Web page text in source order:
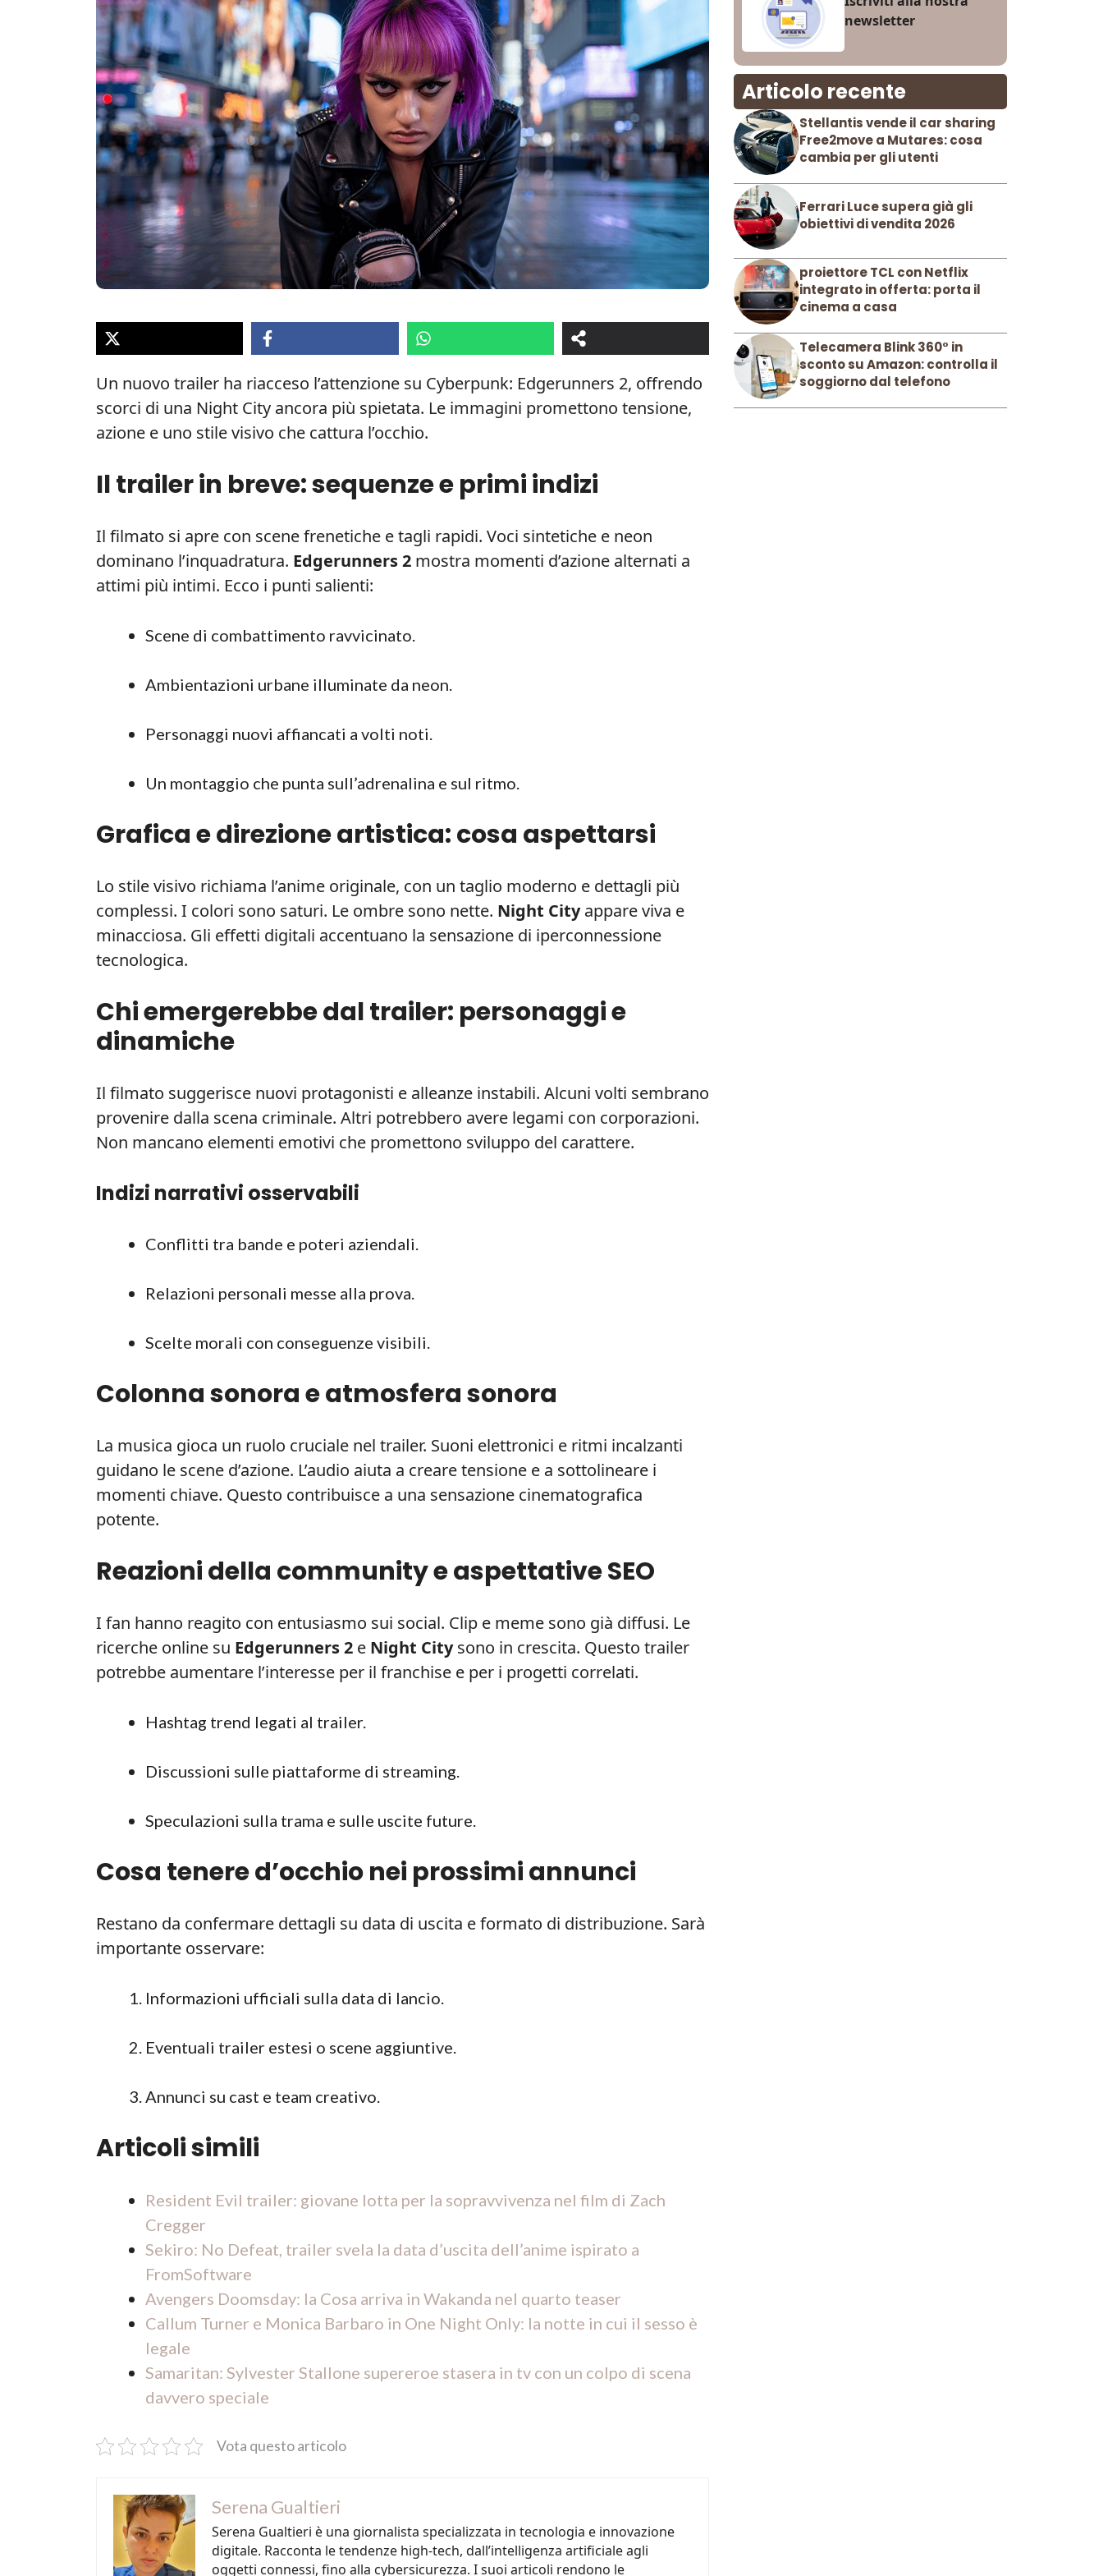
Un nuovo trailer ha riacceso l’attenzione su Cyberpunk: Edgerunners 2, offrendo
scorci di una Night City ancora più spietata. Le immagini promettono tensione,
azione e uno stile visivo che cattura l’occhio.
Il trailer in breve: sequenze e primi indizi
Il filmato si apre con scene frenetiche e tagli rapidi. Voci sintetiche e neon
dominano l’inquadratura. Edgerunners 2 mostra momenti d’azione alternati a
attimi più intimi. Ecco i punti salienti:
Scene di combattimento ravvicinato.
Ambientazioni urbane illuminate da neon.
Personaggi nuovi affiancati a volti noti.
Un montaggio che punta sull’adrenalina e sul ritmo.
Grafica e direzione artistica: cosa aspettarsi
Lo stile visivo richiama l’anime originale, con un taglio moderno e dettagli più
complessi. I colori sono saturi. Le ombre sono nette. Night Cityappare viva e
minacciosa. Gli effetti digitali accentuano la sensazione di iperconnessione
tecnologica.
Chi emergerebbe dal trailer: personaggi e
dinamiche
Il filmato suggerisce nuovi protagonisti e alleanze instabili. Alcuni volti sembrano
provenire dalla scena criminale. Altri potrebbero avere legami con corporazioni.
Non mancano elementi emotivi che promettono sviluppo del carattere.
Indizi narrativi osservabili
Conflitti tra bande e poteri aziendali.
Relazioni personali messe alla prova.
Scelte morali con conseguenze visibili.
Colonna sonora e atmosfera sonora
La musica gioca un ruolo cruciale nel trailer. Suoni elettronici e ritmi incalzanti
guidano le scene d’azione. L’audio aiuta a creare tensione e a sottolineare i
momenti chiave. Questo contribuisce a una sensazione cinematografica
potente.
Reazioni della community e aspettative SEO
I fan hanno reagito con entusiasmo sui social. Clip e meme sono già diffusi. Le
ricerche online su Edgerunners 2 e Night Citysono in crescita. Questo trailer
potrebbe aumentare l’interesse per il franchise e per i progetti correlati.
Hashtag trend legati al trailer.
Discussioni sulle piattaforme di streaming.
Speculazioni sulla trama e sulle uscite future.
Cosa tenere d’occhio nei prossimi annunci
Restano da confermare dettagli su data di uscita e formato di distribuzione. Sarà
importante osservare:
Informazioni ufficiali sulla data di lancio.
Eventuali trailer estesi o scene aggiuntive.
Annunci su cast e team creativo.
Articoli simili
Resident Evil trailer: giovane lotta per la sopravvivenza nel film di Zach
Cregger
Sekiro: No Defeat, trailer svela la data d’uscita dell’anime ispirato a
FromSoftware
Avengers Doomsday: la Cosa arriva in Wakanda nel quarto teaser
Callum Turner e Monica Barbaro in One Night Only: la notte in cui il sesso è
legale
Samaritan: Sylvester Stallone supereroe stasera in tv con un colpo di scena
davvero speciale
Vota questo articolo
Serena Gualtieri
Serena Gualtieri è una giornalista specializzata in tecnologia e innovazione
digitale. Racconta le tendenze high-tech, dall’intelligenza artificiale agli
oggetti connessi, fino alla cybersicurezza. I suoi articoli rendono le
newsletter
Articolo recente
Stellantis vende il car sharing
Free2move a Mutares: cosa
cambia per gli utenti
Ferrari Luce supera già gli
obiettivi di vendita 2026
proiettore TCL con Netflix
integrato in offerta: porta il
cinema a casa
Telecamera Blink 360° in
sconto su Amazon: controlla il
soggiorno dal telefono